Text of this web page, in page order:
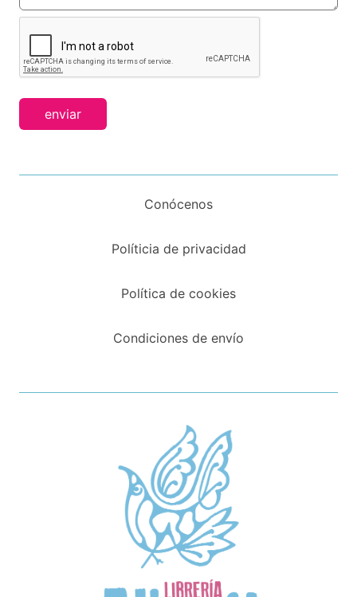
enviar
Conócenos
Políticia de privacidad
Política de cookies
Condiciones de envío